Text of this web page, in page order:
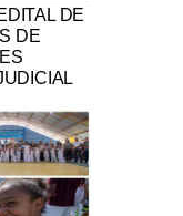
DE
DE